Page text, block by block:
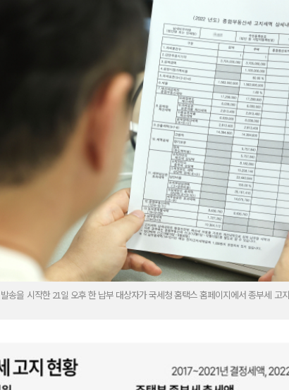
송을 시작한 21일 오후 한 납부 대상자가 국세청 홈택스 홈페이지에서 종부세 고